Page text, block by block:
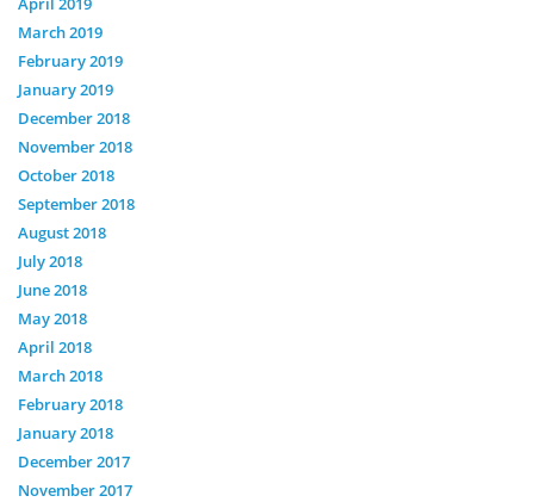
March 2019
February 2019
January 2019
December 2018
November 2018
October 2018
September 2018
August 2018
July 2018
June 2018
May 2018
April 2018
March 2018
February 2018
January 2018
December 2017
November 2017